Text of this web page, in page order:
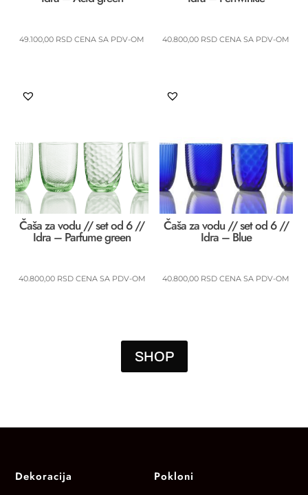
49.100,00 RSD CENA SA PDV-OM 40.800,00 RSD CENA SA PDV-OM
Čaša za vodu // set od 6 //
Idra – Parfume green
40.800,00 RSD CENA SA PDV-OM
Čaša za vodu // set od 6 //
Idra – Blue
40.800,00 RSD CENA SA PDV-OM
SHOP
Dekoracija Pokloni